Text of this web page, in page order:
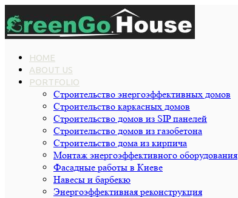
HOME
ABOUT US
PORTFOLIO
Строительство энергоэффективных домов
Строительство каркасных домов
Строительство домов из SIP панелей
Строительство домов из газобетона
Строительство дома из кирпича
Монтаж энергоэффективного оборудования
Фасадные работы в Киеве
Навесы и барбекю
Энергоэффективная реконструкция